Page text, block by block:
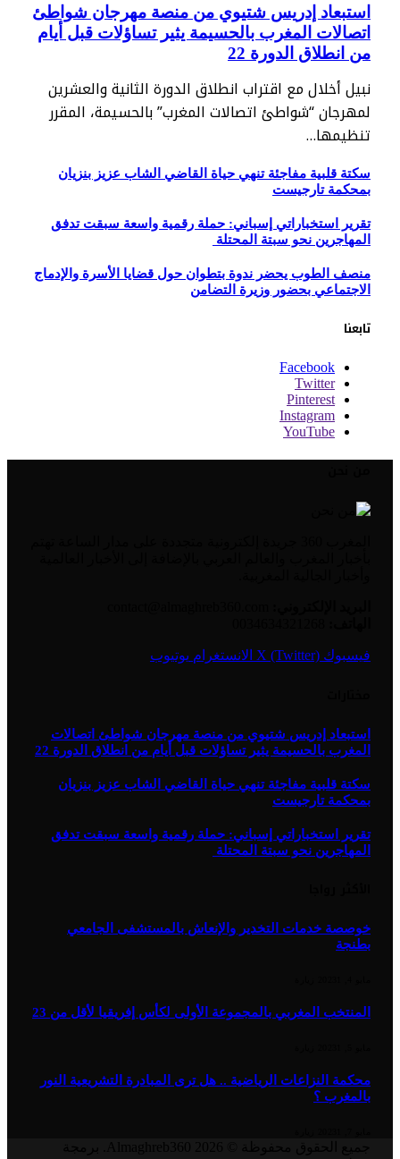
استبعاد إدريس شتيوي من منصة مهرجان شواطئ
اتصالات المغرب بالحسيمة يثير تساؤلات قبل أيام
من انطلاق الدورة 22
نبيل أخلال مع اقتراب انطلاق الدورة الثانية والعشرين
لمهرجان “شواطئ اتصالات المغرب” بالحسيمة، المقرر
تنظيمها…
سكتة قلبية مفاجئة تنهي حياة القاضي الشاب عزيز بنزيان
بمحكمة تارجيست
تقرير استخباراتي إسباني: حملة رقمية واسعة سبقت تدفق
المهاجرين نحو سبتة المحتلة
منصف الطوب يحضر ندوة بتطوان حول قضايا الأسرة والإدماج
الاجتماعي بحضور وزيرة التضامن
تابعنا
Facebook
Twitter
Pinterest
Instagram
YouTube
فيسبوك X (Twitter) الانستغرام يوتيوب
استبعاد إدريس شتيوي من منصة مهرجان شواطئ اتصالات
المغرب بالحسيمة يثير تساؤلات قبل أيام من انطلاق الدورة 22
سكتة قلبية مفاجئة تنهي حياة القاضي الشاب عزيز بنزيان
بمحكمة تارجيست
تقرير استخباراتي إسباني: حملة رقمية واسعة سبقت تدفق
المهاجرين نحو سبتة المحتلة
خوصصة خدمات التخدير والإنعاش بالمستشفى الجامعي
بطنجة
المنتخب المغربي بالمجموعة الأولى لكأس إفريقيا لأقل من 23
محكمة النزاعات الرياضية .. هل ترى المبادرة التشريعية النور
بالمغرب ؟